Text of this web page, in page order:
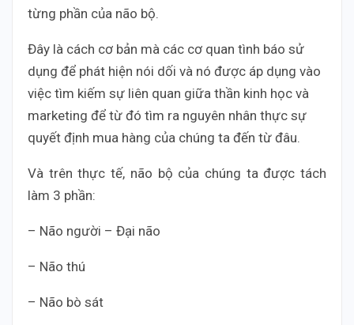
từng phần của não bộ.
Đây là cách cơ bản mà các cơ quan tình báo sử
dụng để phát hiện nói dối và nó được áp dụng vào
việc tìm kiếm sự liên quan giữa thần kinh học và
marketing để từ đó tìm ra nguyên nhân thực sự
quyết định mua hàng của chúng ta đến từ đâu.
Và trên thực tế, não bộ của chúng ta được tách
làm 3 phần:
– Não người – Đại não
– Não thú
– Não bò sát